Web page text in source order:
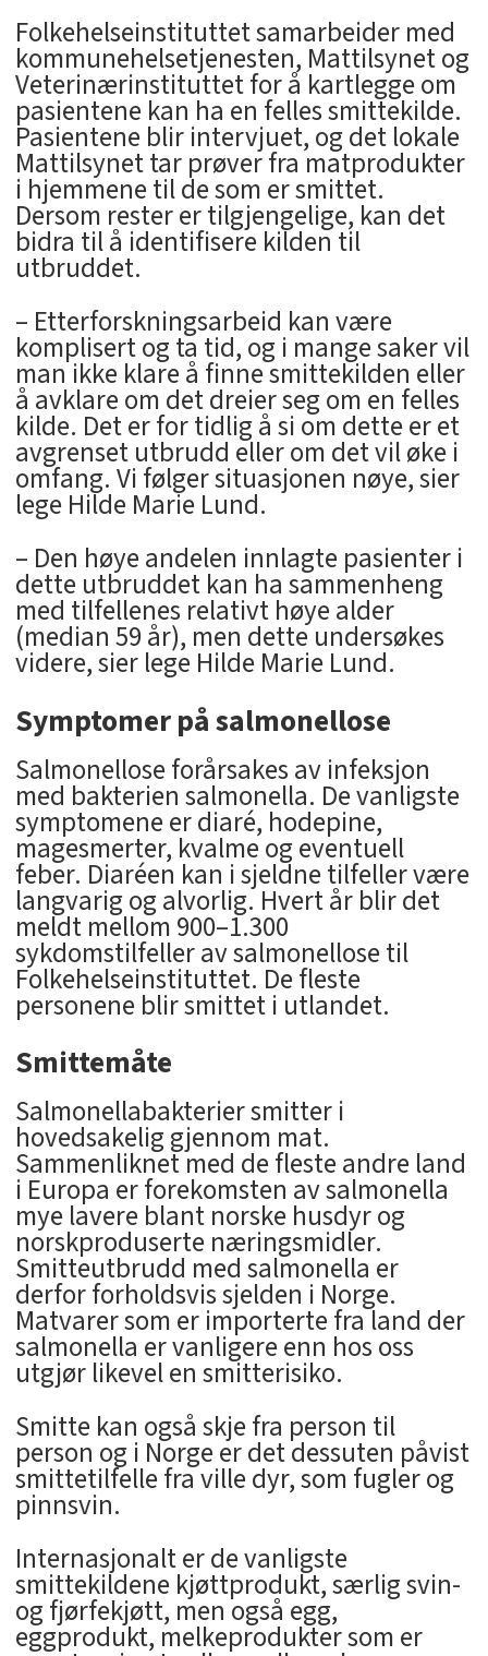
Folkehelseinstituttet samarbeider med
kommunehelsetjenesten, Mattilsynet og
Veterinærinstituttet for å kartlegge om
pasientene kan ha en felles smittekilde.
Pasientene blir intervjuet, og det lokale
Mattilsynet tar prøver fra matprodukter
i hjemmene til de som er smittet.
Dersom rester er tilgjengelige, kan det
bidra til å identifisere kilden til
utbruddet.
– Etterforskningsarbeid kan være
komplisert og ta tid, og i mange saker vil
man ikke klare å finne smittekilden eller
å avklare om det dreier seg om en felles
kilde. Det er for tidlig å si om dette er et
avgrenset utbrudd eller om det vil øke i
omfang. Vi følger situasjonen nøye, sier
lege Hilde Marie Lund.
– Den høye andelen innlagte pasienter i
dette utbruddet kan ha sammenheng
med tilfellenes relativt høye alder
(median 59 år), men dette undersøkes
videre, sier lege Hilde Marie Lund.
Symptomer på salmonellose
Salmonellose forårsakes av infeksjon
med bakterien salmonella. De vanligste
symptomene er diaré, hodepine,
magesmerter, kvalme og eventuell
feber. Diaréen kan i sjeldne tilfeller være
langvarig og alvorlig. Hvert år blir det
meldt mellom 900–1.300
sykdomstilfeller av salmonellose til
Folkehelseinstituttet. De fleste
personene blir smittet i utlandet.
Smittemåte
Salmonellabakterier smitter i
hovedsakelig gjennom mat.
Sammenliknet med de fleste andre land
i Europa er forekomsten av salmonella
mye lavere blant norske husdyr og
norskproduserte næringsmidler.
Smitteutbrudd med salmonella er
derfor forholdsvis sjelden i Norge.
Matvarer som er importerte fra land der
salmonella er vanligere enn hos oss
utgjør likevel en smitterisiko.
Smitte kan også skje fra person til
person og i Norge er det dessuten påvist
smittetilfelle fra ville dyr, som fugler og
pinnsvin.
Internasjonalt er de vanligste
smittekildene kjøttprodukt, særlig svin-
og fjørfekjøtt, men også egg,
eggprodukt, melkeprodukter som er